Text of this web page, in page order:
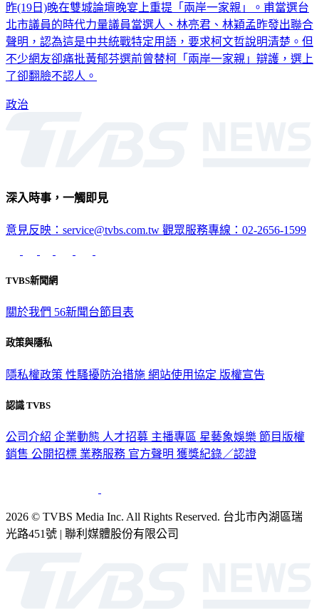
昨(19日)晚在雙城論壇晚宴上重提「兩岸一家親」。甫當選台
北市議員的時代力量議員當選人、林亮君、林穎孟昨發出聯合
聲明，認為這是中共統戰特定用語，要求柯文哲說明清楚。但
不少網友卻痛批黃郁芬選前曾替柯「兩岸一家親」辯護，選上
了卻翻臉不認人。
政治
深入時事，一觸即見
意見反映：service@tvbs.com.tw 觀眾服務專線：02-2656-1599
TVBS新聞網
關於我們 56新聞台節目表
政策與隱私
隱私權政策 性騷擾防治措施 網站使用協定 版權宣告
認識 TVBS
公司介紹 企業動態 人才招募 主播專區 星藝象娛樂 節目版權
銷售 公開招標 業務服務 官方聲明 獲獎紀錄／認證
2026 © TVBS Media Inc. All Rights Reserved. 台北市內湖區瑞
光路451號 | 聯利媒體股份有限公司